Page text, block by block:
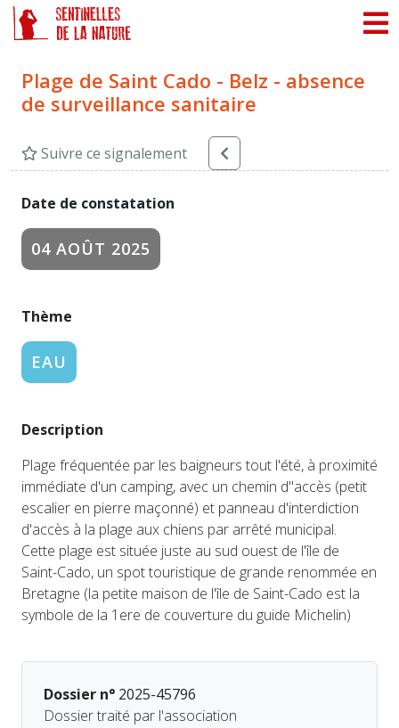
Plage de Saint Cado - Belz - absence
de surveillance sanitaire
Suivre ce signalement
Date de constatation
04 AOÛT 2025
Thème
EAU
Description
Plage fréquentée par les baigneurs tout l'été, à proximité
immédiate d'un camping, avec un chemin d''accès (petit
escalier en pierre maçonné) et panneau d'interdiction
d'accès à la plage aux chiens par arrêté municipal.
Cette plage est située juste au sud ouest de l'île de
Saint-Cado, un spot touristique de grande renommée en
Bretagne (la petite maison de l'île de Saint-Cado est la
symbole de la 1ere de couverture du guide Michelin)
Dossier n° 2025-45796
Dossier traité par l'association
Panneau de gestion des cookies